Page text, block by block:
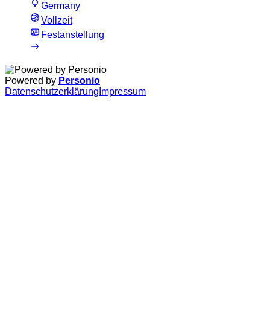
Germany
Vollzeit
Festanstellung
Powered by Personio
Datenschutzerklärung Impressum